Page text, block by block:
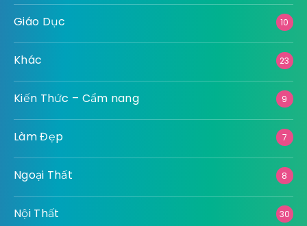
Giáo Dục 10
Khác 23
Kiến Thức – Cẩm nang 9
Làm Đẹp 7
Ngoại Thất 8
Nội Thất 30